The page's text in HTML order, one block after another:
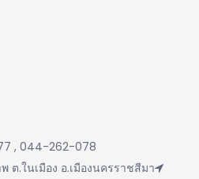
, 044-262-078
ต.ในเมือง อ.เมืองนครราชสีมา